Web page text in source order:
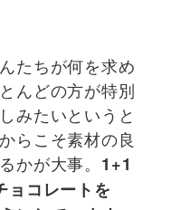
たちが何を求め
んどの方が特別
みたいというと
らこそ素材の良
かが大事。 1+1
ョコレートを